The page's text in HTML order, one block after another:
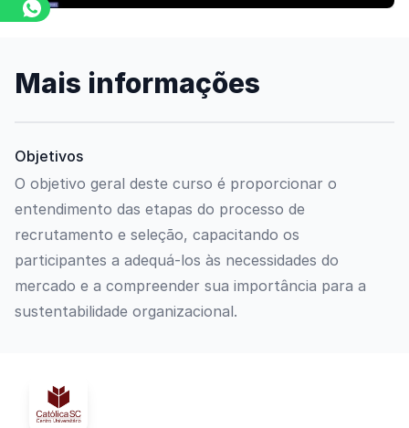
Mais informações
Objetivos
O objetivo geral deste curso é proporcionar o
entendimento das etapas do processo de
recrutamento e seleção, capacitando os
participantes a adequá-los às necessidades do
mercado e a compreender sua importância para a
sustentabilidade organizacional.